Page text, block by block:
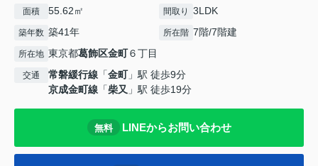
面積 55.62㎡ 間取り 3LDK
築年数 築41年 所在階 7階/7階建
所在地 東京都葛飾区金町６丁目
交通 常磐緩行線 「金町」駅 徒歩9分
京成金町線 「柴又 」駅 徒歩19分
無料 LINEからお問い合わせ